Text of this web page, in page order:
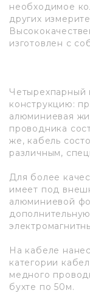
необходимое
других
изготовлен с
Четырехпарный
конструкцию:
алюминиевая
проводника
же, кабель
различным,
Для более
имеет под
алюминиевой
На кабеле
категории
медного
бухте по 50м.